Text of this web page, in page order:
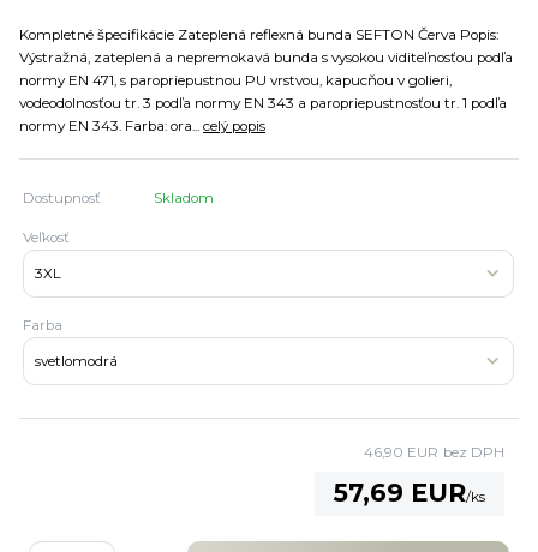
Kompletné špecifikácie Zateplená reflexná bunda SEFTON Červa Popis:
Výstražná, zateplená a nepremokavá bunda s vysokou viditeľnosťou podľa
normy EN 471, s paropriepustnou PU vrstvou, kapucňou v golieri,
vodeodolnosťou tr. 3 podľa normy EN 343 a paropriepustnosťou tr. 1 podľa
normy EN 343. Farba: ora... celý popis
Dostupnosť Skladom
Veľkosť
Farba
57,69 EUR/ks
46,90 EUR bez DPH